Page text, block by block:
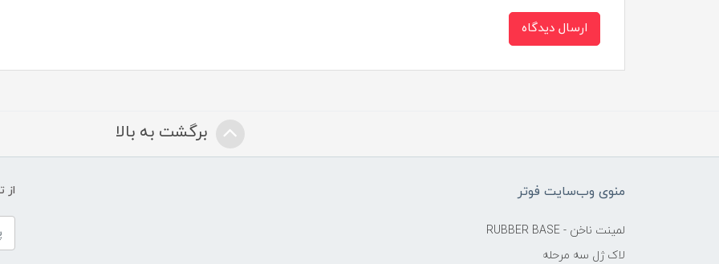
ارسال دیدگاه
برگشت به بالا
منوی وب‌سایت فوتر
لمینت ناخن - RUBBER BASE
لاک ژل سه مرحله
از